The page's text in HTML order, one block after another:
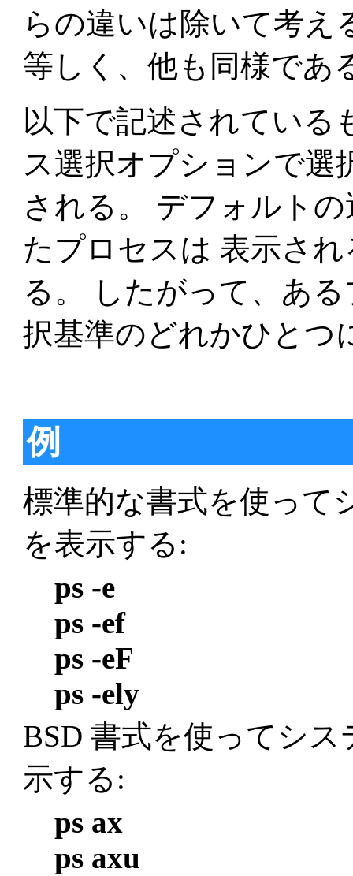
らの違いは除いて考え
等しく、他も同様であ
以下で記述されている
ス選択オプションで選
される。 デフォルト
たプロセスは 表示さ
る。 したがって、あ
択基準のどれかひとつ
例
標準的な書式を使って
を表示する:
ps -e
ps -ef
ps -eF
ps -ely
BSD 書式を使ってシ
示する:
ps ax
ps axu